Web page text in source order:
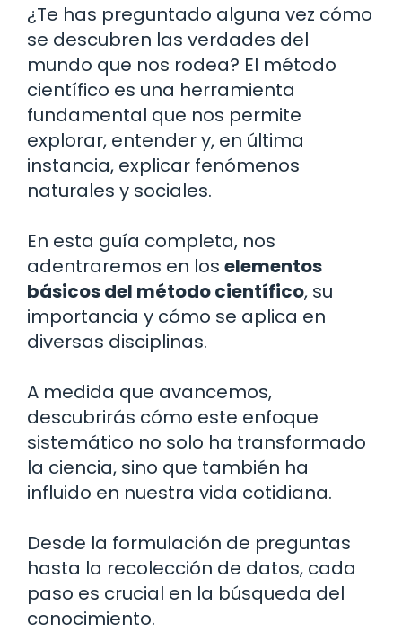
¿Te has preguntado alguna vez cómo
se descubren las verdades del
mundo que nos rodea? El método
científico es una herramienta
fundamental que nos permite
explorar, entender y, en última
instancia, explicar fenómenos
naturales y sociales.
En esta guía completa, nos
adentraremos en los elementos
básicos del método científico, su
importancia y cómo se aplica en
diversas disciplinas.
A medida que avancemos,
descubrirás cómo este enfoque
sistemático no solo ha transformado
la ciencia, sino que también ha
influido en nuestra vida cotidiana.
Desde la formulación de preguntas
hasta la recolección de datos, cada
paso es crucial en la búsqueda del
conocimiento.